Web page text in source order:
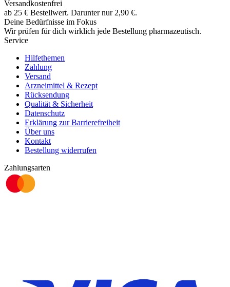
Versandkostenfrei
ab 25 € Bestellwert. Darunter nur 2,90 €.
Deine Bedürfnisse im Fokus
Wir prüfen für dich wirklich jede Bestellung pharmazeutisch.
Service
Hilfethemen
Zahlung
Versand
Arzneimittel & Rezept
Rücksendung
Qualität & Sicherheit
Datenschutz
Erklärung zur Barrierefreiheit
Über uns
Kontakt
Bestellung widerrufen
Zahlungsarten